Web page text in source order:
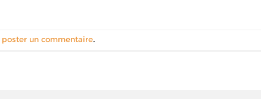
poster un commentaire.